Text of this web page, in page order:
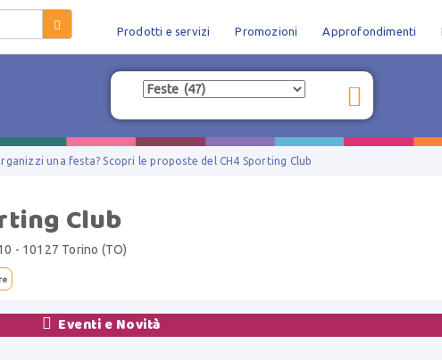
Prodotti e servizi Promozioni Approfondimenti
una festa? Scopri le proposte del CH4 Sporting Club
Club
- 10127 Torino (TO)
 Eventi e Novità